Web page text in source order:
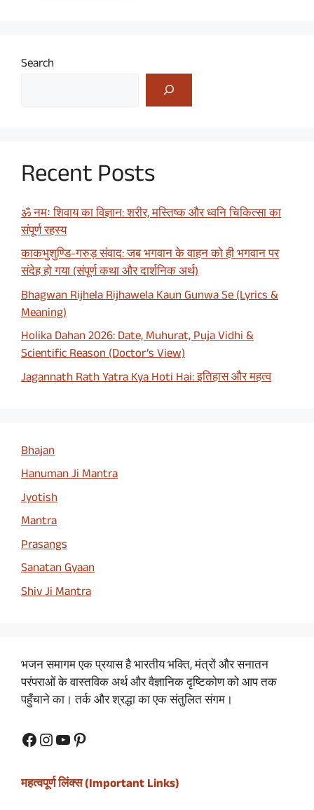
Search
Recent Posts
ॐ नमः शिवाय का विज्ञान: शरीर, मस्तिष्क और ध्वनि चिकित्सा का
संपूर्ण रहस्य
काकभुशुण्डि-गरुड़ संवाद: जब भगवान के वाहन को ही भगवान पर
संदेह हो गया (संपूर्ण कथा और दार्शनिक अर्थ)
Bhagwan Rijhela Rijhawela Kaun Gunwa Se (Lyrics &
Meaning)
Holika Dahan 2026: Date, Muhurat, Puja Vidhi &
Scientific Reason (Doctor’s View)
Jagannath Rath Yatra Kya Hoti Hai: इतिहास और महत्व
Bhajan
Hanuman Ji Mantra
Jyotish
Mantra
Prasangs
Sanatan Gyaan
Shiv Ji Mantra
भजन समागम एक प्रयास है भारतीय भक्ति, मंत्रों और सनातन
परंपराओं के वास्तविक अर्थ और वैज्ञानिक दृष्टिकोण को आप तक
पहुँचाने का। तर्क और श्रद्धा का एक संतुलित संगम।
Facebook
Instagram
YouTube
Pinterest
महत्वपूर्ण लिंक्स (Important Links)